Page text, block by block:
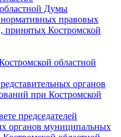
Думы
правовых
принятых Костромской
областной
органов
при Костромской
председателей
органов муниципальных